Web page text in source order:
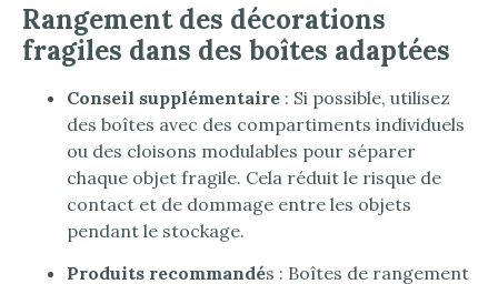
Rangement des décorations
fragiles dans des boîtes adaptées
Conseil supplémentaire : Si possible, utilisez
des boîtes avec des compartiments individuels
ou des cloisons modulables pour séparer
chaque objet fragile. Cela réduit le risque de
contact et de dommage entre les objets
pendant le stockage.
Produits recommandés : Boîtes de rangement